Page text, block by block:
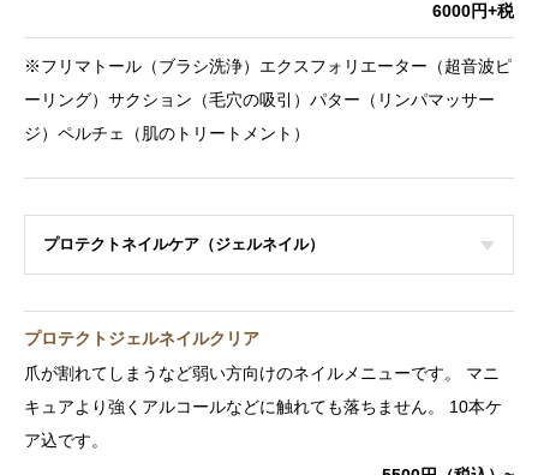
6000円+税
※フリマトール（ブラシ洗浄）エクスフォリエーター（超音波ピ
ーリング）サクション（毛穴の吸引）パター（リンパマッサー
ジ）ペルチェ（肌のトリートメント）
プロテクトネイルケア（ジェルネイル）
プロテクトジェルネイルクリア
爪が割れてしまうなど弱い方向けのネイルメニューです。 マニ
キュアより強くアルコールなどに触れても落ちません。 10本ケ
ア込です。